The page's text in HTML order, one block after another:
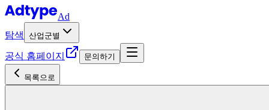
Ad
탐색
산업군별
공식 홈페이지 문의하기
목록으로